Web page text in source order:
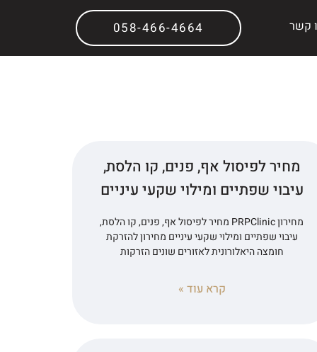
קשר 058-466-4664
מחיר לפיסול אף, פנים, קו הלסת,
עיבוי שפתיים ומילוי שקעי עיניים
מחירון PRPClinic מחיר לפיסול אף, פנים, קו הלסת,
עיבוי שפתיים ומילוי שקעי עיניים מחירון להזרקת
חומצה היאלורונית לאזורים שונים הזרקות
קרא עוד »